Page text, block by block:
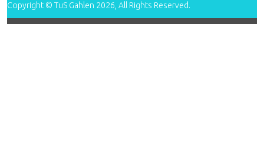
Copyright © TuS Gahlen 2026, All Rights Reserved.